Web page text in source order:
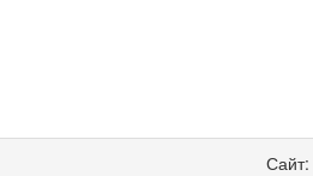
Сайт: